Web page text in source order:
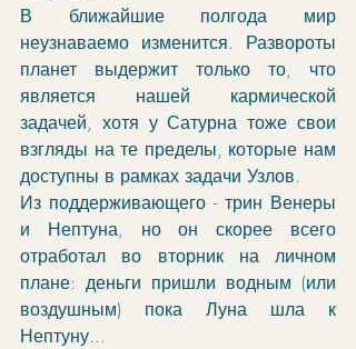
В ближайшие полгода мир
неузнаваемо изменится. Развороты
планет выдержит только то, что
является нашей кармической
задачей, хотя у Сатурна тоже свои
взгляды на те пределы, которые нам
доступны в рамках задачи Узлов.
Из поддерживающего - трин Венеры
и Нептуна, но он скорее всего
отработал во вторник на личном
плане: деньги пришли водным (или
воздушным) пока Луна шла к
Нептуну...